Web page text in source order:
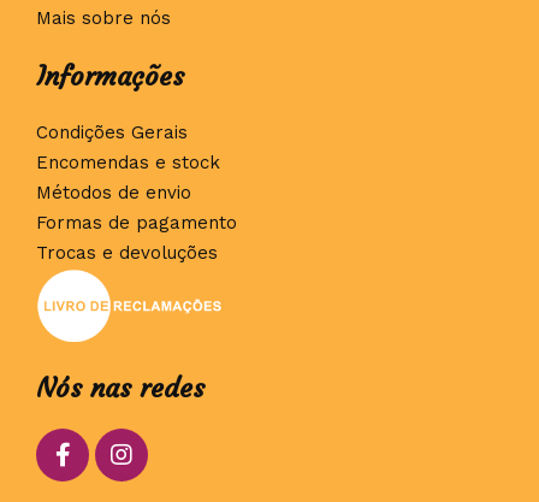
Mais sobre nós
Informações
Condições Gerais
Encomendas e stock
Métodos de envio
Formas de pagamento
Trocas e devoluções
Nós nas redes